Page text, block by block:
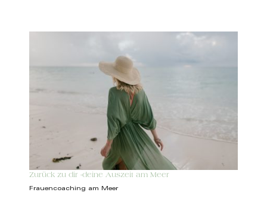
Zurück zu dir -deine Auszeit am Meer
Frauencoaching am Meer